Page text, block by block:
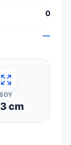
0
—
BOY
cm